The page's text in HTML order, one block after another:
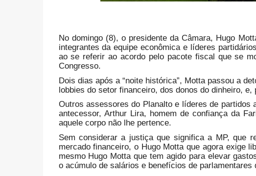
No domingo (8), o presidente da Câmara, Hugo
integrantes da equipe econômica e líderes
ao se referir ao acordo pelo pacote fiscal que se
Congresso.
Dois dias após a “noite histórica”, Motta passou a
lobbies do setor financeiro, dos donos do dinheiro, e,
Outros assessores do Planalto e líderes de
antecessor, Arthur Lira, homem de confiança da
aquele corpo não lhe pertence.
Sem considerar a justiça que significa a MP, que
mercado financeiro, o Hugo Motta que agora exige
mesmo Hugo Motta que tem agido para elevar
o acúmulo de salários e benefícios de